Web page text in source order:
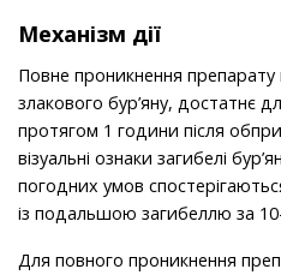
Механізм дії
Повне проникнення препарату
злакового бур’яну, достатнє
протягом 1 години після
візуальні ознаки загибелі
погодних умов
із подальшою загибеллю за
Для повного проникнення